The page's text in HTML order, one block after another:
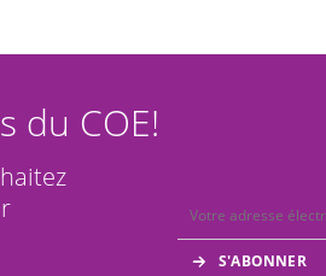
du COE!